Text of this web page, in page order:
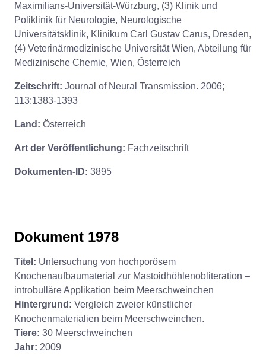
Maximilians-Universität-Würzburg, (3) Klinik und
Poliklinik für Neurologie, Neurologische
Universitätsklinik, Klinikum Carl Gustav Carus, Dresden,
(4) Veterinärmedizinische Universität Wien, Abteilung für
Medizinische Chemie, Wien, Österreich
Zeitschrift: Journal of Neural Transmission. 2006;
113:1383-1393
Land: Österreich
Art der Veröffentlichung: Fachzeitschrift
Dokumenten-ID: 3895
Dokument 1978
Titel: Untersuchung von hochporösem
Knochenaufbaumaterial zur Mastoidhöhlenobliteration –
introbulläre Applikation beim Meerschweinchen
Hintergrund: Vergleich zweier künstlicher
Knochenmaterialien beim Meerschweinchen.
Tiere: 30 Meerschweinchen
Jahr: 2009